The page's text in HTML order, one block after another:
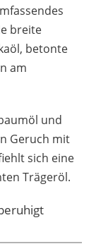
breite
betonte
am
und
Geruch mit
sich eine
Trägeröl.